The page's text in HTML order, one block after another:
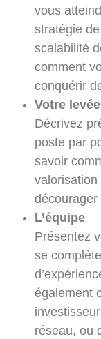
vous
stratégie
scalabilité
comment
conquérir
Votre
Décrivez
poste par
savoir
décourager
L’équipe
Présentez
se
également
réseau, ou